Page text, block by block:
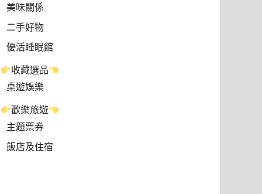
美味關係
二手好物
優活睡眠館
收藏選品
桌遊娛樂
歡樂旅遊
主題票券
飯店及住宿